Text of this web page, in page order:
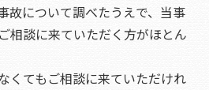
故について調べたうえで、当事
相談に来ていただく方がほとん
くてもご相談に来ていただけれ